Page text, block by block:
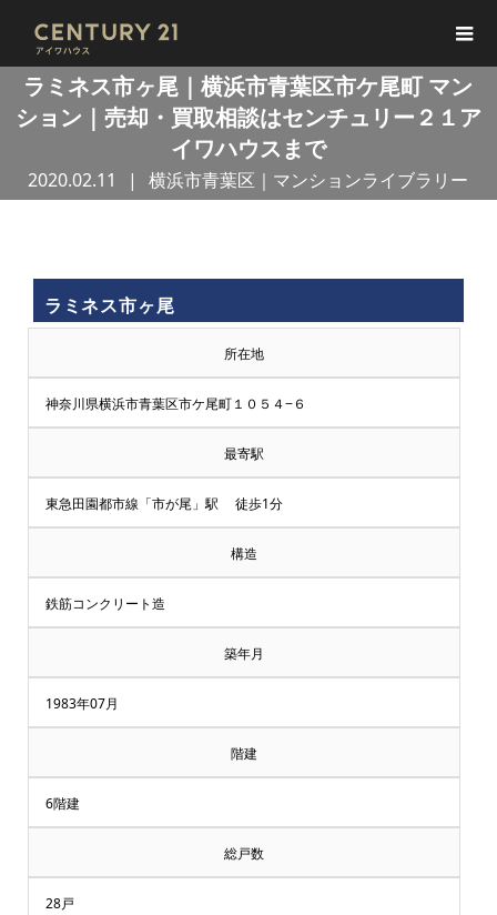
ラミネス市ヶ尾｜横浜市青葉区市ケ尾町 マン
ション｜売却・買取相談はセンチュリー２１ア
イワハウスまで
2020.02.11 横浜市青葉区｜マンションライブラリー
買
取
王
で
売
却・
取
談
付
中
♪
ラミネス市ヶ尾
所在地
神奈川県横浜市青葉区市ケ尾町１０５４−６
最寄駅
東急田園都市線「市が尾」駅 徒歩1分
構造
鉄筋コンクリート造
築年月
1983年07月
階建
6階建
総戸数
28戸